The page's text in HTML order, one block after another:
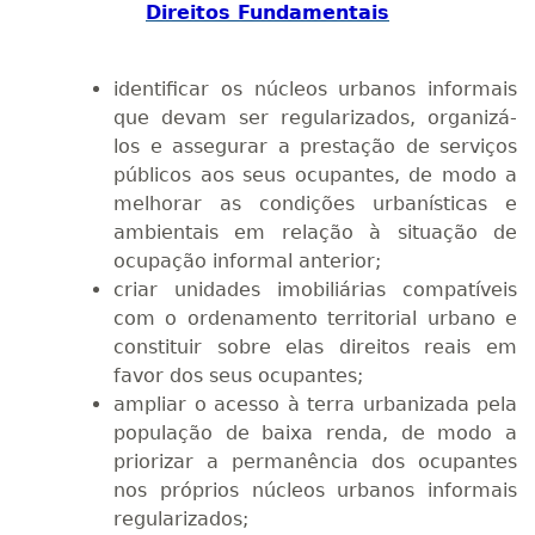
Direitos Fundamentais
identificar os núcleos urbanos informais
que devam ser regularizados, organizá-
los e assegurar a prestação de serviços
públicos aos seus ocupantes, de modo a
melhorar as condições urbanísticas e
ambientais em relação à situação de
ocupação informal anterior;
criar unidades imobiliárias compatíveis
com o ordenamento territorial urbano e
constituir sobre elas direitos reais em
favor dos seus ocupantes;
ampliar o acesso à terra urbanizada pela
população de baixa renda, de modo a
priorizar a permanência dos ocupantes
nos próprios núcleos urbanos informais
regularizados;